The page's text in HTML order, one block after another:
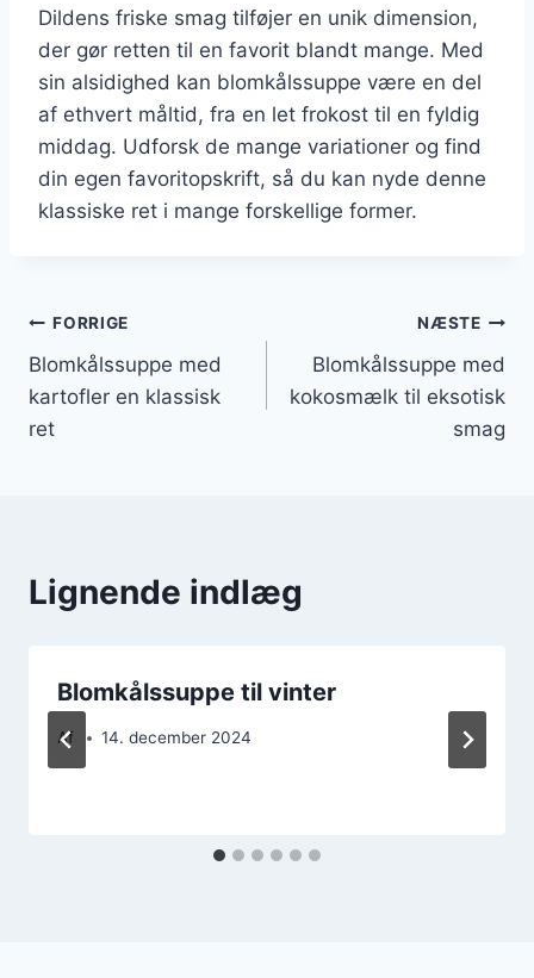
Dildens friske smag tilføjer en unik dimension,
der gør retten til en favorit blandt mange. Med
sin alsidighed kan blomkålssuppe være en del
af ethvert måltid, fra en let frokost til en fyldig
middag. Udforsk de mange variationer og find
din egen favoritopskrift, så du kan nyde denne
klassiske ret i mange forskellige former.
Indlægsnavigation
FORRIGE
Blomkålssuppe med
kartofler en klassisk
ret
NÆSTE
Blomkålssuppe med
kokosmælk til eksotisk
smag
Lignende indlæg
Blomkålssuppe til vinter
Af 14. december 2024